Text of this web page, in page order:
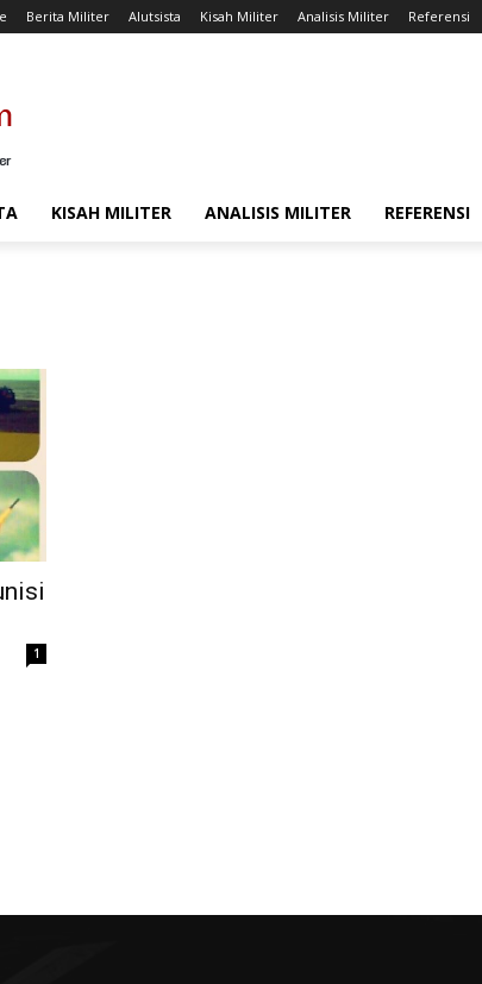
Berita Militer Alutsista Kisah Militer Analisis Militer Referensi
KISAH MILITER ANALISIS MILITER REFERENSI
1